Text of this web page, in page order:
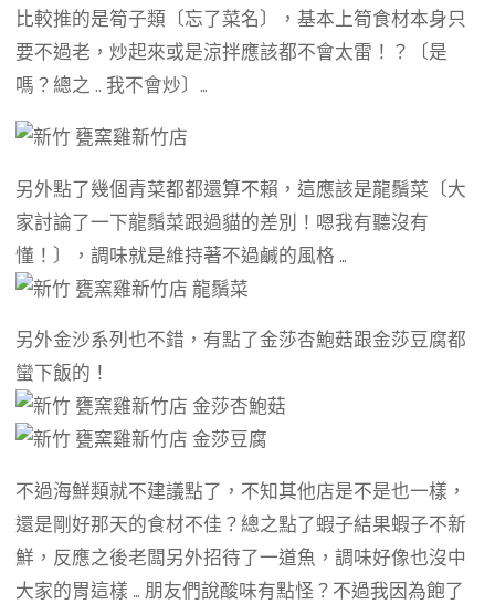
比較推的是筍子類〔忘了菜名〕，基本上筍食材本身只
要不過老，炒起來或是涼拌應該都不會太雷！？〔是
嗎？總之 .. 我不會炒〕…
另外點了幾個青菜都都還算不賴，這應該是龍鬚菜〔大
家討論了一下龍鬚菜跟過貓的差別！嗯我有聽沒有
懂！〕，調味就是維持著不過鹹的風格 …
另外金沙系列也不錯，有點了金莎杏鮑菇跟金莎豆腐都
蠻下飯的！
不過海鮮類就不建議點了，不知其他店是不是也一樣，
還是剛好那天的食材不佳？總之點了蝦子結果蝦子不新
鮮，反應之後老闆另外招待了一道魚，調味好像也沒中
大家的胃這樣 … 朋友們說酸味有點怪？不過我因為飽了